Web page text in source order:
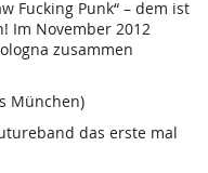
Fucking Punk“ – dem ist
Im November 2012
zusammen
München)
das erste mal